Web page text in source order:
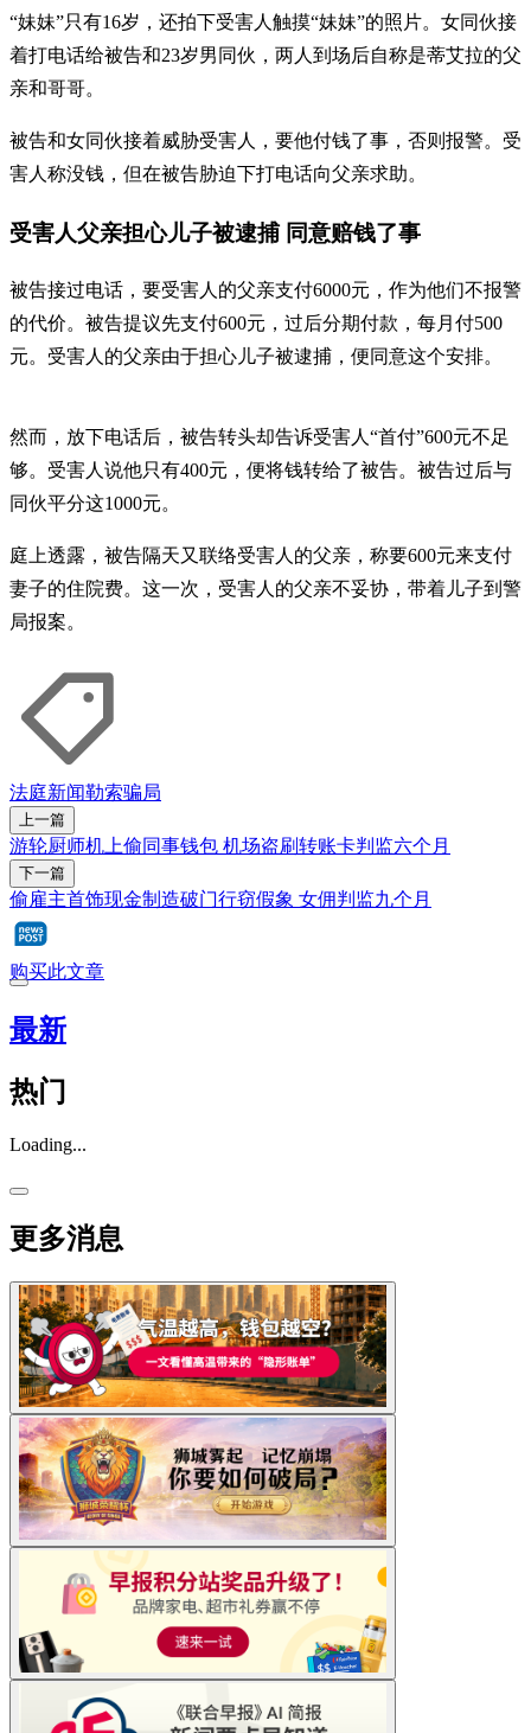
“妹妹”只有16岁，还拍下受害人触摸“妹妹”的照片。女同伙接
着打电话给被告和23岁男同伙，两人到场后自称是蒂艾拉的父
亲和哥哥。
被告和女同伙接着威胁受害人，要他付钱了事，否则报警。受
害人称没钱，但在被告胁迫下打电话向父亲求助。
受害人父亲担心儿子被逮捕 同意赔钱了事
被告接过电话，要受害人的父亲支付6000元，作为他们不报警
的代价。被告提议先支付600元，过后分期付款，每月付500
元。受害人的父亲由于担心儿子被逮捕，便同意这个安排。
然而，放下电话后，被告转头却告诉受害人“首付”600元不足
够。受害人说他只有400元，便将钱转给了被告。被告过后与
同伙平分这1000元。
庭上透露，被告隔天又联络受害人的父亲，称要600元来支付
妻子的住院费。这一次，受害人的父亲不妥协，带着儿子到警
局报案。
法庭新闻勒索骗局
上一篇
游轮厨师机上偷同事钱包 机场盗刷转账卡判监六个月
下一篇
偷雇主首饰现金制造破门行窃假象 女佣判监九个月
购买此文章
最新
热门
Loading...
更多消息